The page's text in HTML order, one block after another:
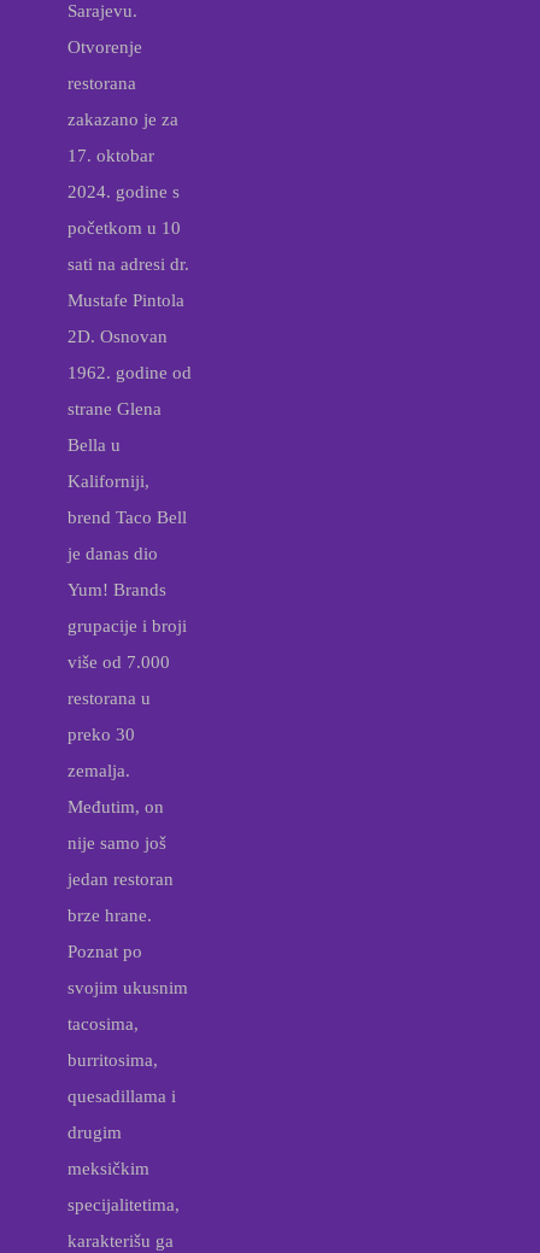
Sarajevu.
Otvorenje
restorana
zakazano je za
17. oktobar
2024. godine s
početkom u 10
sati na adresi dr.
Mustafe Pintola
2D. Osnovan
1962. godine od
strane Glena
Bella u
Kaliforniji,
brend Taco Bell
je danas dio
Yum! Brands
grupacije i broji
više od 7.000
restorana u
preko 30
zemalja.
Međutim, on
nije samo još
jedan restoran
brze hrane.
Poznat po
svojim ukusnim
tacosima,
burritosima,
quesadillama i
drugim
meksičkim
specijalitetima,
karakterišu ga